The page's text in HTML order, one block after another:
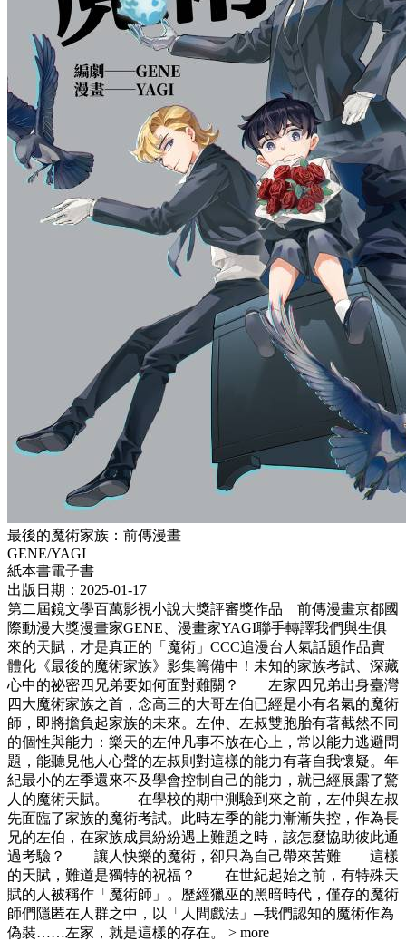
最後的魔術家族：前傳漫畫
GENE/YAGI
紙本書電子書
出版日期：2025-01-17
第二屆鏡文學百萬影視小說大獎評審獎作品 前傳漫畫京都國
際動漫大獎漫畫家GENE、漫畫家YAGI聯手轉譯我們與生俱
來的天賦，才是真正的「魔術」CCC追漫台人氣話題作品實
體化《最後的魔術家族》影集籌備中！未知的家族考試、深藏
心中的祕密四兄弟要如何面對難關？ 左家四兄弟出身臺灣
四大魔術家族之首，念高三的大哥左伯已經是小有名氣的魔術
師，即將擔負起家族的未來。左仲、左叔雙胞胎有著截然不同
的個性與能力：樂天的左仲凡事不放在心上，常以能力逃避問
題，能聽見他人心聲的左叔則對這樣的能力有著自我懷疑。年
紀最小的左季還來不及學會控制自己的能力，就已經展露了驚
人的魔術天賦。 在學校的期中測驗到來之前，左仲與左叔
先面臨了家族的魔術考試。此時左季的能力漸漸失控，作為長
兄的左伯，在家族成員紛紛遇上難題之時，該怎麼協助彼此通
過考驗？ 讓人快樂的魔術，卻只為自己帶來苦難 這樣
的天賦，難道是獨特的祝福？ 在世紀起始之前，有特殊天
賦的人被稱作「魔術師」。歷經獵巫的黑暗時代，僅存的魔術
師們隱匿在人群之中，以「人間戲法」─我們認知的魔術作為
偽裝……左家，就是這樣的存在。 > more